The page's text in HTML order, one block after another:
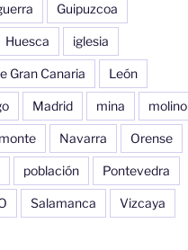
Guipuzcoa
Huesca iglesia
Gran Canaria León
Madrid mina molino
monte Navarra Orense
población Pontevedra
Salamanca Vizcaya